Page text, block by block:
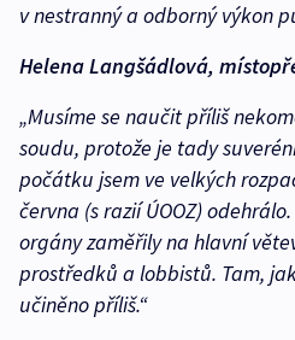
v nestranný a odborný výkon
Helena Langšádlová,
„Musíme se naučit příliš
soudu, protože je tady
počátku jsem ve velkých
června (s razií ÚOOZ)
orgány zaměřily na hlavní
prostředků a lobbistů. Tam,
učiněno příliš.“